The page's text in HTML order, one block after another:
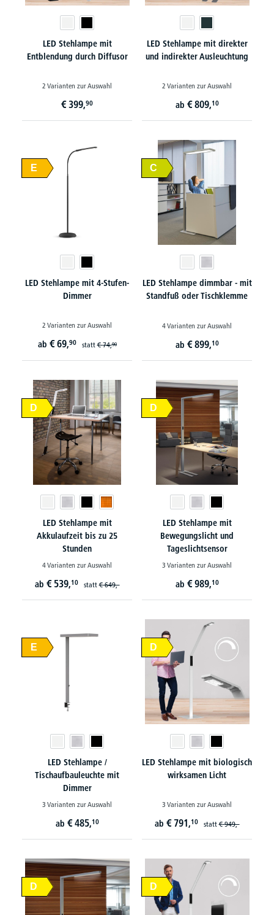
LED Stehlampe mit
Entblendung durch Diffusor
2 Varianten zur Auswahl
€ 399,90
LED Stehlampe mit direkter
und indirekter Ausleuchtung
2 Varianten zur Auswahl
ab € 809,10
E
LED Stehlampe mit 4-Stufen-
Dimmer
2 Varianten zur Auswahl
ab € 69,90 statt€ 74,90
C
LED Stehlampe dimmbar - mit
Standfuß oder Tischklemme
4 Varianten zur Auswahl
ab € 899,10
D
LED Stehlampe mit
Akkulaufzeit bis zu 25
Stunden
4 Varianten zur Auswahl
ab € 539,10 statt€ 649,-
D
LED Stehlampe mit
Bewegungslicht und
Tageslichtsensor
3 Varianten zur Auswahl
ab € 989,10
E
LED Stehlampe /
Tischaufbauleuchte mit
Dimmer
3 Varianten zur Auswahl
ab € 485,10
D
LED Stehlampe mit biologisch
wirksamen Licht
3 Varianten zur Auswahl
ab € 791,10 statt€ 949,-
D D